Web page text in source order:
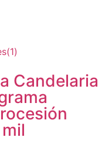
Candelaria